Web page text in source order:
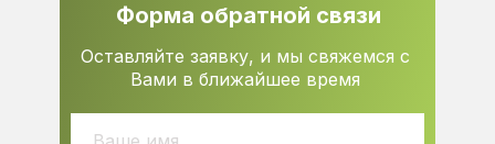
Оставляйте заявку, и мы свяжемся с
Вами в ближайшее время
Форма обратной связи